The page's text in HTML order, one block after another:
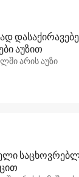
აუზით
არის აუზი